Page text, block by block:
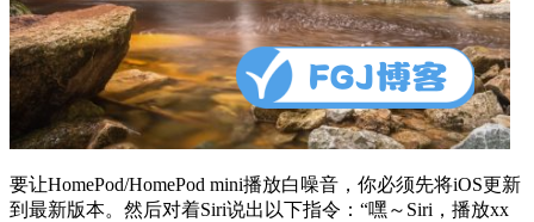
要让HomePod/HomePod mini播放白噪音，你必须先将iOS更新
到最新版本。然后对着Siri说出以下指令：“嘿～Siri，播放xx